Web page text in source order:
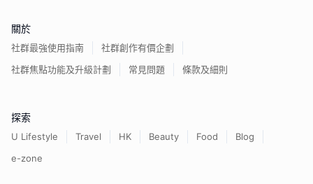
關於
社群最強使用指南
社群創作有價企劃
社群焦點功能及升級計劃
常見問題 條款及細則
探索
U Lifestyle Travel HK Beauty Food
Blog
e-zone